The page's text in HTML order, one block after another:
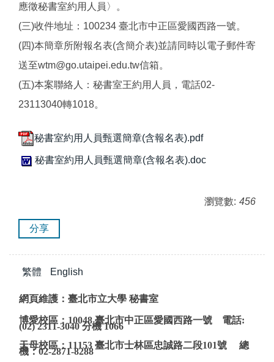
應徵秘書室約用人員〉。
(三)收件地址：100234 臺北市中正區愛國西路一號。
(四)本簡章所附報名表(含簡介表)並請同時以電子郵件寄
送至wtm@go.utaipei.edu.tw信箱。
(五)本案聯絡人：秘書室王約用人員，電話02-
23113040轉1018。
秘書室約用人員甄選簡章(含報名表).pdf
秘書室約用人員甄選簡章(含報名表).doc
瀏覽數: 456
分享
繁體 English
網頁維護：臺北市立大學 秘書室
博愛校區：10048 臺北市中正區愛國西路一號 電話:
(02) 2311-3040 分機 1066
天母校區：11153 臺北市士林區忠誠路二段101號 總
機：02-2871-8288